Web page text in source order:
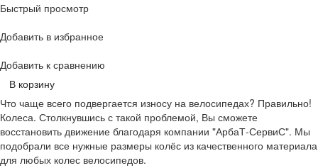
Быстрый просмотр
Добавить в избранное
Добавить к сравнению
В корзину
Что чаще всего подвергается износу на велосипедах? Правильно!
Колеса. Столкнувшись с такой проблемой, Вы сможете
восстановить движение благодаря компании "АрбаТ-СервиС". Мы
подобрали все нужные размеры колёс из качественного материала
для любых колес велосипедов.